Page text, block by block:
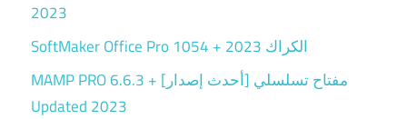
2023
SoftMaker Office Pro 1054 + الكراك 2023
MAMP PRO 6.6.3 + مفتاح تسلسلي [أحدث إصدار]
Updated 2023